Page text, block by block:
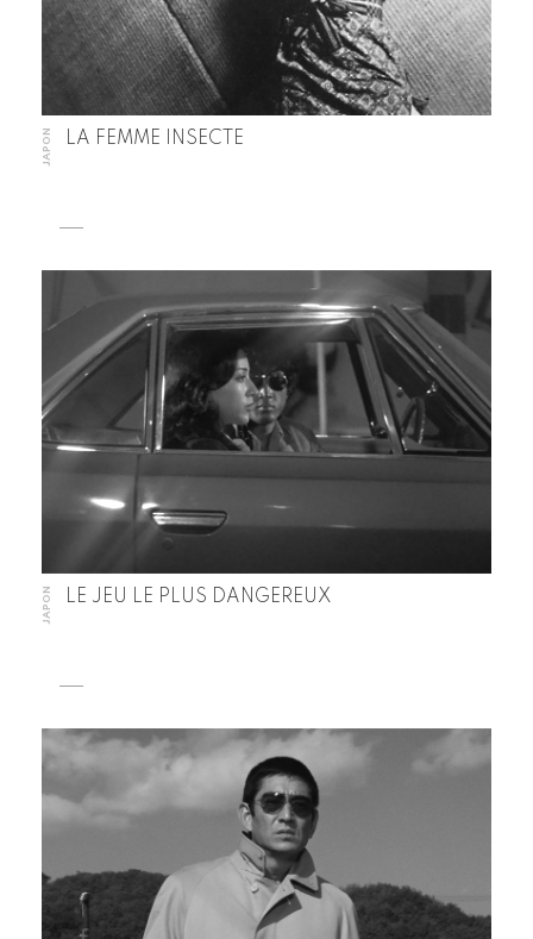
JAPON LA FEMME INSECTE
JAPON LE JEU LE PLUS DANGEREUX